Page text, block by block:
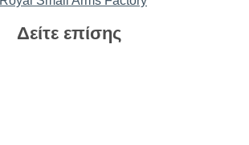
Δείτε επίσης